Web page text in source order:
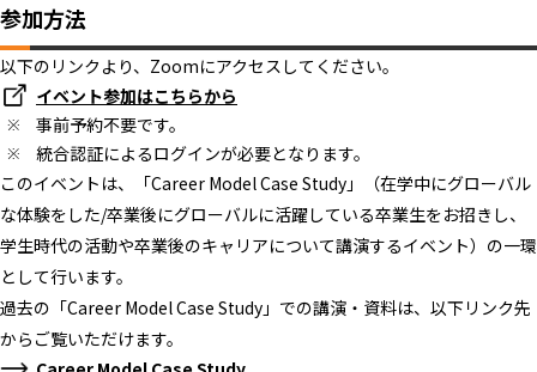
参加方法
以下のリンクより、Zoomにアクセスしてください。
イベント参加はこちらから
事前予約不要です。
統合認証によるログインが必要となります。
このイベントは、「Career Model Case Study」（在学中にグローバル
な体験をした/卒業後にグローバルに活躍している卒業生をお招きし、
学生時代の活動や卒業後のキャリアについて講演するイベント）の一環
として行います。
過去の「Career Model Case Study」での講演・資料は、以下リンク先
からご覧いただけます。